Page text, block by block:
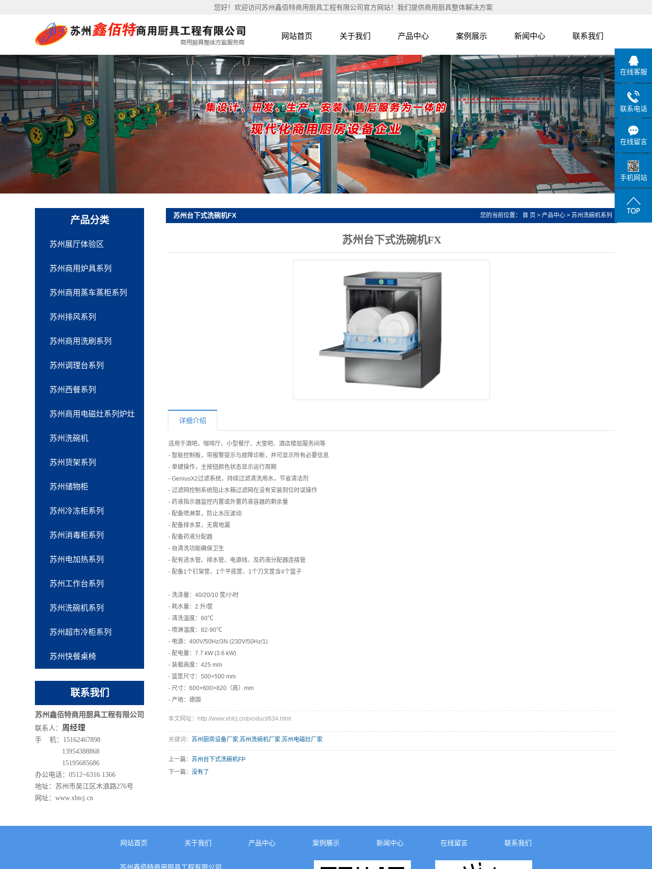
您好！欢迎访问苏州鑫佰特商用厨具工程有限公司官方网站！我们提供商用厨具整体解决方案
网站首页 关于我们
公司简介
联系我们
产品中心
苏州展厅体验区
苏州商用炉具系
列
苏州商用蒸车蒸
柜系列
苏州排风系列
苏州商用洗刷系
列
苏州调理台系列
苏州西餐系列
苏州商用电磁灶
苏州储物柜
苏州消毒柜系列
苏州电加热系列
苏州工作台系列
苏州洗碗机系列
苏州超市冷柜系
案例展示
客户案例
新闻中心
公司新闻
行业新闻
联系我们
产品分类
苏州展厅体验区
苏州商用炉具系列
苏州商用蒸车蒸柜系列
苏州排风系列
苏州商用洗刷系列
苏州调理台系列
苏州西餐系列
苏州商用电磁灶系列炉灶
苏州洗碗机
苏州货架系列
苏州储物柜
苏州冷冻柜系列
苏州消毒柜系列
苏州电加热系列
苏州工作台系列
苏州洗碗机系列
苏州超市冷柜系列
苏州快餐桌椅
联系我们
苏州鑫佰特商用厨具工程有限公司
联系人： 周经理
手 机：15162467898
13954388868
15195685686
办公电话：0512~6316 1366
地址：苏州市吴江区木浪路276号
网址：www.xbtcj.cn
苏州台下式洗碗机FX 您的当前位置： 首 页 > 产品中心 > 苏州洗碗机系列
苏州台下式洗碗机FX
详细介绍
适用于酒吧、咖啡厅、小型餐厅、大堂吧、酒店楼层服务间等
- 智能控制板，带报警提示与故障诊断，并可显示所有必要信息
- 单键操作，主按钮颜色状态显示运行周期
- GeniusX2过滤系统，持续过滤清洗用水，节省清洁剂
- 过滤网控制系统阻止水箱过滤网在没有安装到位时误操作
- 药液指示器监控内置或外置药液容器的剩余量
- 配备喷淋泵，防止水压波动
- 配备排水泵，无需地漏
- 配备药液分配器
- 自清洗功能确保卫生
- 配有进水管、排水管、电源线、及药液分配器连接管
- 配备1个钉架筐、1个平底筐、1个刀叉筐含4个篮子
- 洗涤量：40/20/10 筐/小时
- 耗水量：2 升/筐
- 清洗温度：60℃
- 喷淋温度：82-90℃
- 电源：400V/50Hz/3N (230V/50Hz/1)
- 配电量：7.7 kW (3.6 kW)
- 装载高度：425 mm
- 篮筐尺寸：500×500 mm
- 尺寸：600×600×820（高）mm
- 产地：德国
本文网址：http://www.xbtcj.cn/product/634.html
关键词： 苏州厨房设备厂家 苏州洗碗机厂家 苏州电磁灶厂家
上一篇： 苏州台下式洗碗机FP
下一篇： 没有了
网站首页 关于我们 产品中心 案例展示 新闻中心 在线留言 联系我们
苏州鑫佰特商用厨具工程有限公司
在线客服
联系电话
在线留言
手机网站